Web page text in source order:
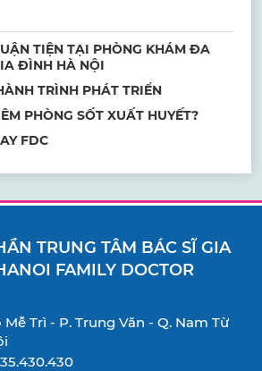
TIỆN TẠI PHÒNG KHÁM ĐA
ĐÌNH HÀ NỘI
TRÌNH PHÁT TRIỂN
PHÒNG SỐT XUẤT HUYẾT?
FDC
TRUNG TÂM BÁC SĨ GIA
FAMILY DOCTOR
Trì - P. Trung Văn - Q. Nam Từ